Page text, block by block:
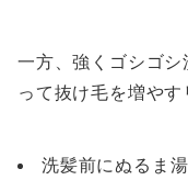
一方、強くゴシゴシ
って抜け毛を増やす
洗髪前にぬるま